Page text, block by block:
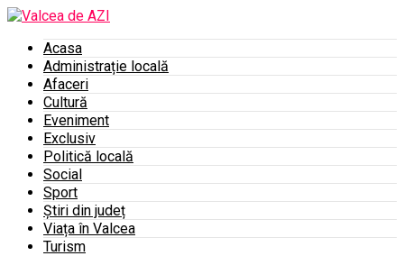
Acasa
Administrație locală
Afaceri
Cultură
Eveniment
Exclusiv
Politică locală
Social
Sport
Știri din județ
Viața în Valcea
Turism